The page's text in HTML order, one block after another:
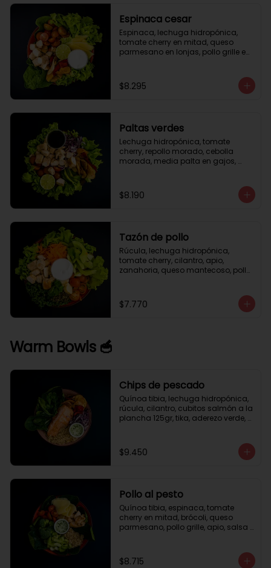
Espinaca cesar
Espinaca, lechuga hidropónica,
tomate cherry en mitad, queso
parmesano en lonjas, pollo grille en
$8.295
Paltas verdes
Lechuga hidropónica, tomate
cherry, repollo morado, cebolla
morada, media palta en gajos,
$8.190
Tazón de pollo
Rúcula, lechuga hidropónica,
tomate cherry, cilantro, apio,
zanahoria, queso mantecoso, pollo
$7.770
Warm Bowls 🥣
Chips de pescado
Quínoa tibia, lechuga hidropónica,
rúcula, cilantro, cubitos salmón a la
plancha 125gr, tika, aderezo verde,
$9.450
Pollo al pesto
Quínoa tibia, espinaca, tomate
cherry en mitad, brócoli, queso
parmesano, pollo grille, apio, salsa
$8.715